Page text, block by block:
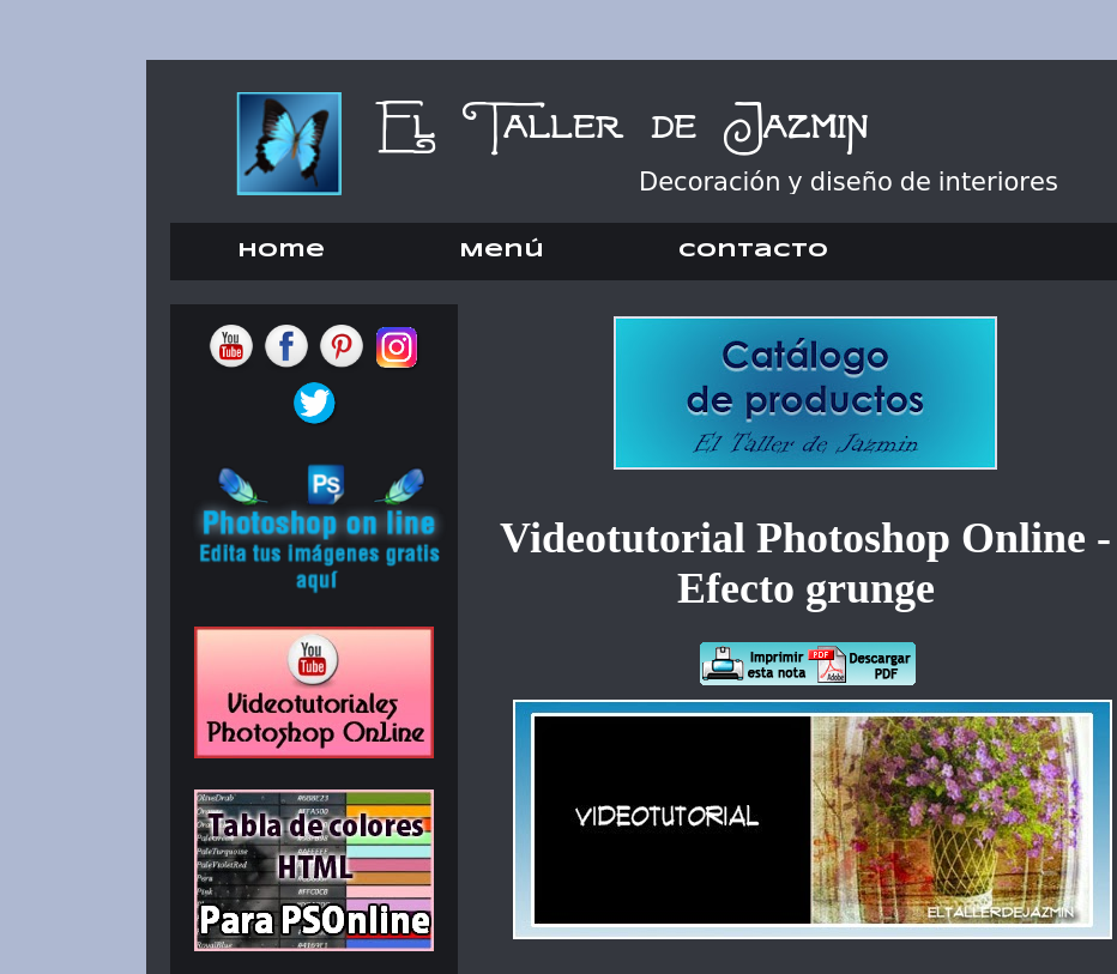
Home Menú Contacto
Videotutorial Photoshop Online -
Efecto grunge